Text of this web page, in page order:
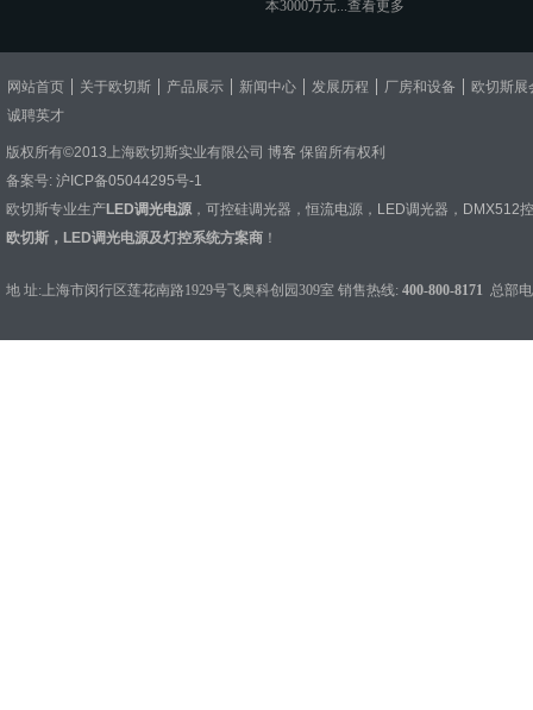
本3000万元...查看更多
网站首页 关于欧切斯 产品展示 新闻中心 发展历程 厂房和设备
欧切斯展
诚聘英才
版权所有©2013上海欧切斯实业有限公司 博客 保留所有权利
备案号: 沪ICP备05044295号-1
欧切斯专业生产LED调光电源 ， 可控硅调光器 ， 恒流电源 ， LED调光器 ， DMX512
欧切斯，LED调光电源及灯控系统方案商 ！
地 址:上海市闵行区莲花南路1929号飞奥科创园309室 销售热线: 400-800-8171 总部